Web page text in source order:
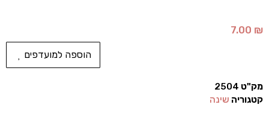
7.00 ₪
הוספה למועדפים
מק"ט 2504
קטגוריה שינה